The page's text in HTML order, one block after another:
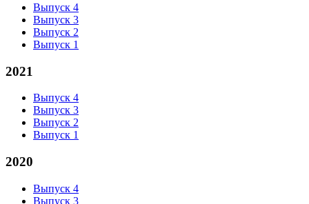
Выпуск 4
Выпуск 3
Выпуск 2
Выпуск 1
2021
Выпуск 4
Выпуск 3
Выпуск 2
Выпуск 1
2020
Выпуск 4
Выпуск 3